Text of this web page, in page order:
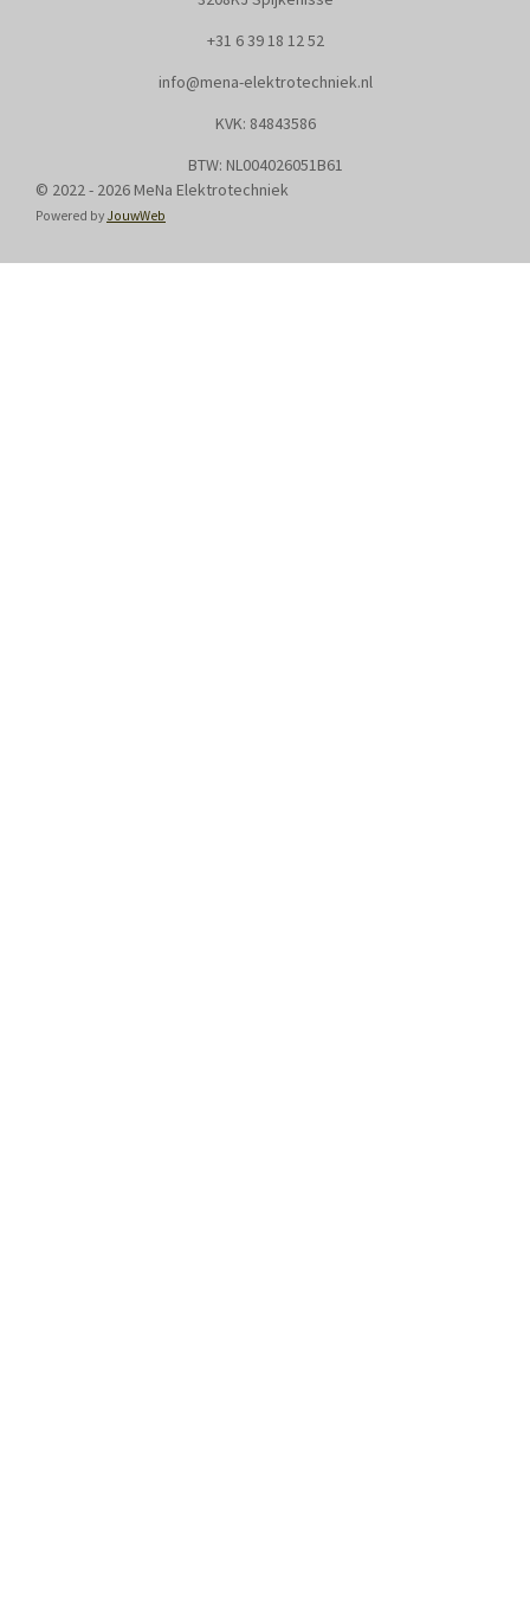
+31 6 39 18 12 52
info@mena-elektrotechniek.nl
KVK: 84843586
BTW: NL004026051B61
© 2022 - 2026 MeNa Elektrotechniek
Powered by JouwWeb